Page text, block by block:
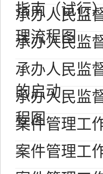
指南（试行
承办人民监
理流程图
承办人民监
承办人民监
的启动
承办人民监
程图
案件管理工
案件管理工